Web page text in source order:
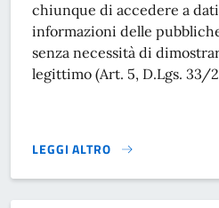
chiunque di accedere a
informazioni delle
senza necessità di
legittimo (Art. 5, D.Lgs. 33/
LEGGI ALTRO
RICHIESTA ACCESSO CIVICO